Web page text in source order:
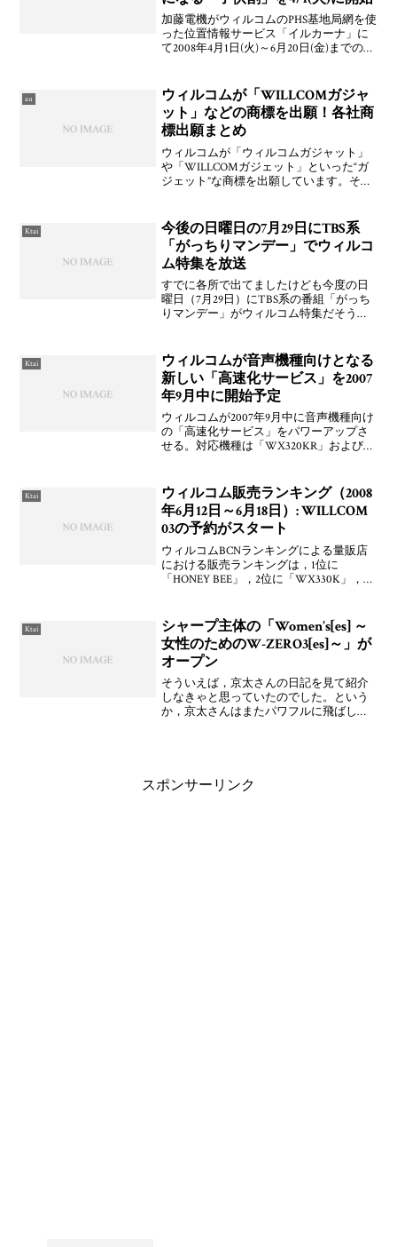
加藤電機がウィルコムのPHS基地局網を使
った位置情報サービス「イルカーナ」に
て2008年4月1日(火)～6月20日(金)までの期
提供することを発表しています。位置検
索
au
ウィルコムが「WILLCOMガジャ
ット」などの商標を出願！各社商
標出願まとめ
ウィルコムが「ウィルコムガジャット」
や「WILLCOMガジェット」といった“ガ
ジェット”な商標を出願しています。それ
製品発表会」があるとの案内がプレス向
けにまわっている」
Ktai
今後の日曜日の7月29日にTBS系
「がっちりマンデー」でウィルコ
ム特集を放送
すでに各所で出てましたけども今度の日
曜日（7月29日）にTBS系の番組「がっち
りマンデー」がウィルコム特集だそうで
のときには佐分利さんが出ていたりとな
かなか面白いですよ
Ktai
ウィルコムが音声機種向けとなる
新しい「高速化サービス」を2007
年9月中に開始予定
ウィルコムが2007年9月中に音声機種向け
の「高速化サービス」をパワーアップさ
せる。対応機種は「WX320KR」および
よる無償バージョンアップで利用可能
Ktai
ウィルコム販売ランキング（2008
年6月12日～6月18日）: WILLCOM
03の予約がスタート
ウィルコムBCNランキングによる量販店
における販売ランキングは，1位に
「HONEY BEE」，2位に「WX330K」，3
が入れ替わ
Ktai
シャープ主体の「Women’s[es] ～
女性のためのW-ZERO3[es]～」が
オープン
そういえば，京太さんの日記を見て紹介
しなきゃと思っていたのでした。という
か，京太さんはまたパワフルに飛ばして
スポンサーリンク